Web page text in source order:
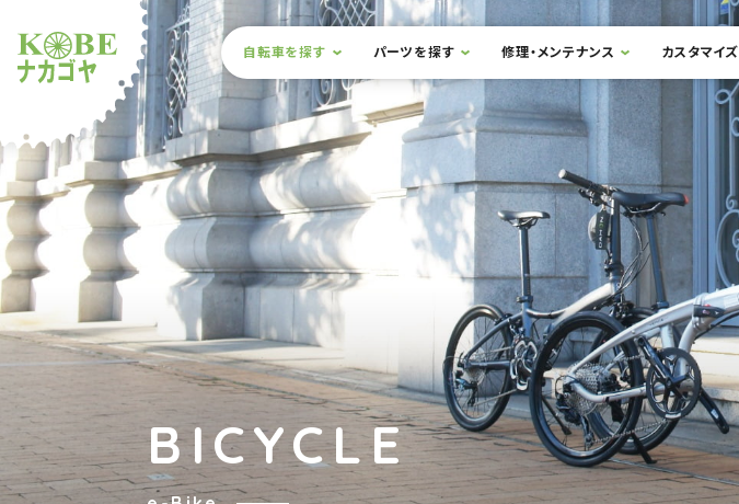
ショップナカゴヤ
サイト内メニュー
本文までスキップ
自転車を探す パーツを探す 修理・メンテナンス カスタマイズ
BICYCLE